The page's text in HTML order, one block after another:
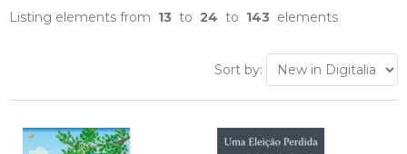
Listing elements from 13 to 24 to 143 elements
Sort by: